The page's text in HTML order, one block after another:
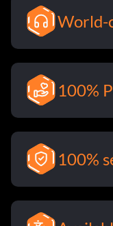
World-
100%
100%